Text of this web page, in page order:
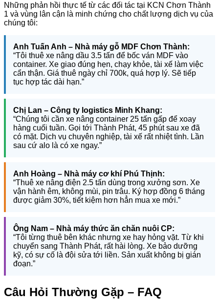
Những phản hồi thực tế từ các đối tác tại KCN Chơn Thành
1 và vùng lân cận là minh chứng cho chất lượng dịch vụ của
chúng tôi:
Anh Tuấn Anh – Nhà máy gỗ MDF Chơn Thành:
“Tôi thuê xe nâng dầu 3.5 tấn để bốc ván MDF vào
container. Xe giao đúng hẹn, chạy khỏe, tài xế làm việc
cẩn thận. Giá thuê ngày chỉ 700k, quá hợp lý. Sẽ tiếp
tục hợp tác dài hạn.”
Chị Lan – Công ty logistics Minh Khang:
“Chúng tôi cần xe nâng container 25 tấn gấp để xoay
hàng cuối tuần. Gọi tới Thành Phát, 45 phút sau xe đã
có mặt. Dịch vụ chuyên nghiệp, tài xế rất nhiệt tình. Lần
sau cứ alo là có xe ngay.”
Anh Hoàng – Nhà máy cơ khí Phú Thịnh:
“Thuê xe nâng điện 2.5 tấn dùng trong xưởng sơn. Xe
vận hành êm, không mùi, pin trâu. Ký hợp đồng 6 tháng
được giảm 30%, tiết kiệm hơn hẳn mua xe mới.”
Ông Nam – Nhà máy thức ăn chăn nuôi CP:
“Tôi từng thuê bên khác nhưng xe hay hỏng vặt. Từ khi
chuyển sang Thành Phát, rất hài lòng. Xe bảo dưỡng
kỹ, có sự cố là đội sửa tới liền. Sản xuất không bị gián
đoạn.”
Câu Hỏi Thường Gặp – FAQ